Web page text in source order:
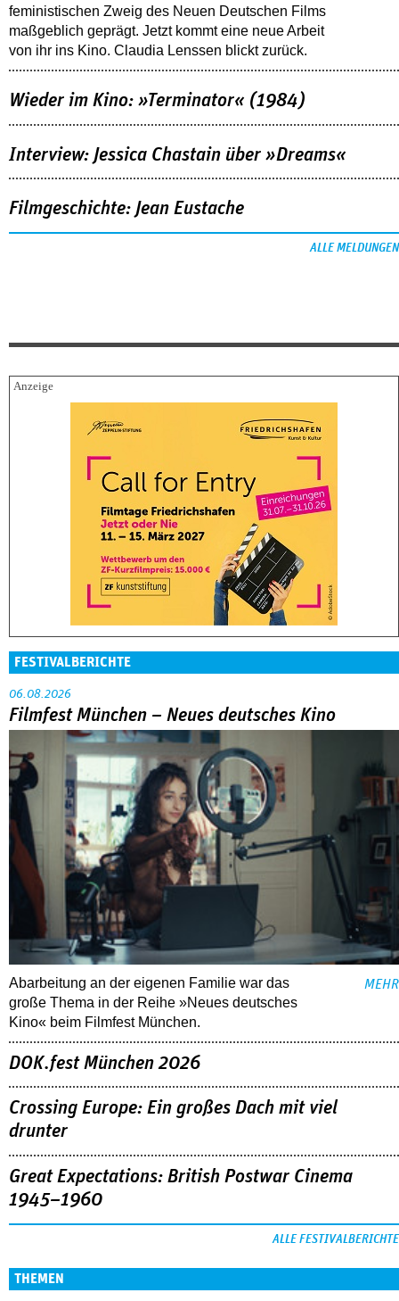
feministischen Zweig des Neuen Deutschen Films
maßgeblich geprägt. Jetzt kommt eine neue Arbeit
von ihr ins Kino. Claudia Lenssen blickt zurück.
Wieder im Kino: »Terminator« (1984)
Interview: Jessica Chastain über »Dreams«
Filmgeschichte: Jean Eustache
ALLE MELDUNGEN
FESTIVALBERICHTE
06.08.2026
Filmfest München – Neues deutsches Kino
Abarbeitung an der eigenen Familie war das
große Thema in der Reihe »Neues deutsches
Kino« beim Filmfest München.
MEHR
DOK.fest München 2026
Crossing Europe: Ein großes Dach mit viel
drunter
Great Expectations: British Postwar Cinema
1945–1960
ALLE FESTIVALBERICHTE
THEMEN